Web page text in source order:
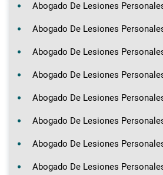
Abogado De Lesiones
Abogado De Lesiones
Abogado De Lesiones
Abogado De Lesiones
Abogado De Lesiones
Abogado De Lesiones
Abogado De Lesiones
Abogado De Lesiones